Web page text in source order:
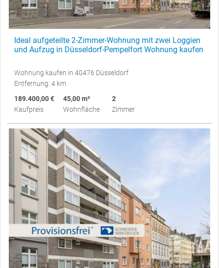
Ideal aufgeteilte 2-Zimmer-Wohnung mit zwei Loggien
und Aufzug in Düsseldorf-Pempelfort Wohnung kaufen
Wohnung kaufen in 40476 Düsseldorf
Entfernung: 4 km
189.400,00 €
Kaufpreis
45,00 m²
Wohnfläche
2
Zimmer